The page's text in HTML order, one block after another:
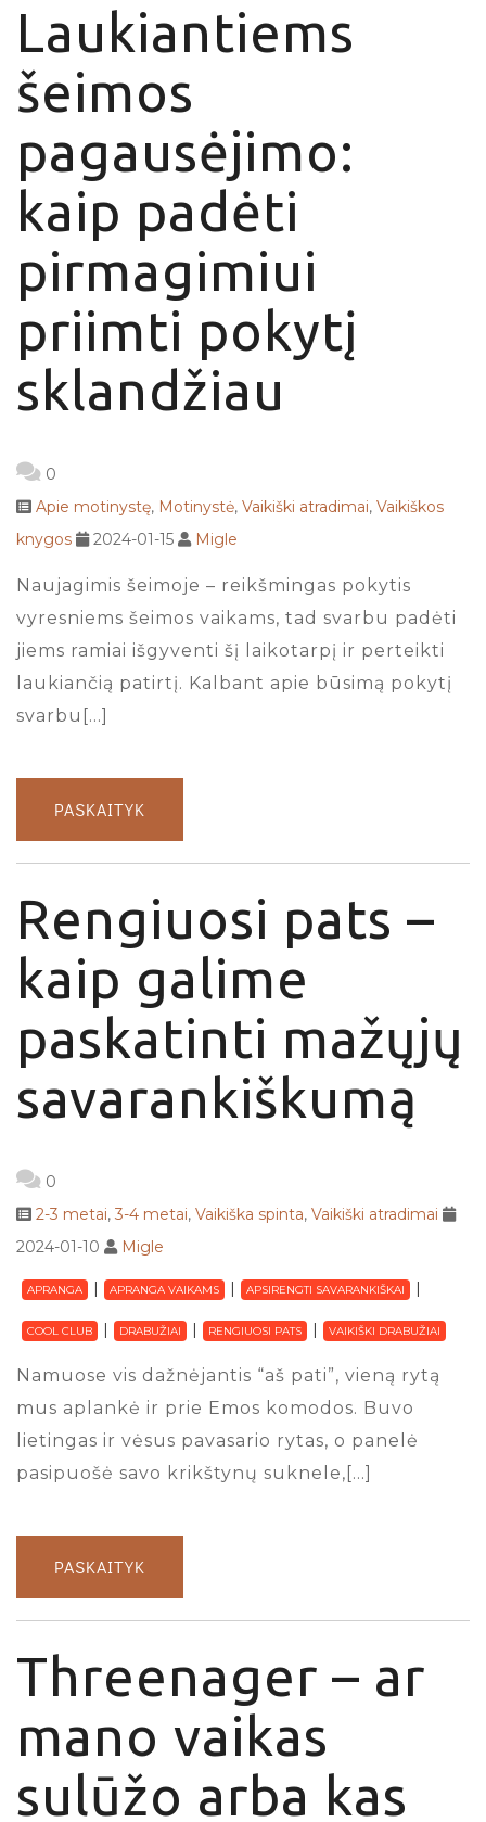
Laukiantiems
šeimos
pagausėjimo:
kaip padėti
pirmagimiui
priimti pokytį
sklandžiau
0
Apie motinystę, Motinystė, Vaikiški atradimai, Vaikiškos
knygos
2024-01-15 Migle
Naujagimis šeimoje – reikšmingas pokytis
vyresniems šeimos vaikams, tad svarbu padėti
jiems ramiai išgyventi šį laikotarpį ir perteikti
laukiančią patirtį. Kalbant apie būsimą pokytį
svarbu[…]
PASKAITYK
Rengiuosi pats –
kaip galime
paskatinti mažųjų
savarankiškumą
0
2-3 metai, 3-4 metai, Vaikiška spinta, Vaikiški atradimai
2024-01-10
Migle
APRANGA APRANGA VAIKAMS APSIRENGTI SAVARANKIŠKAI
COOL CLUB DRABUŽIAI RENGIUOSI PATS VAIKIŠKI DRABUŽIAI
Namuose vis dažnėjantis “aš pati”, vieną rytą
mus aplankė ir prie Emos komodos. Buvo
lietingas ir vėsus pavasario rytas, o panelė
pasipuošė savo krikštynų suknele,[…]
PASKAITYK
Threenager – ar
mano vaikas
sulūžo arba kas